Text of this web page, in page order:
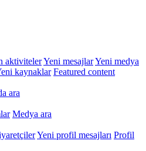
aktivitelerYeni mesajlarYeni medya
kaynaklar Featured content
ara
Medya ara
Yeni profil mesajları Profil